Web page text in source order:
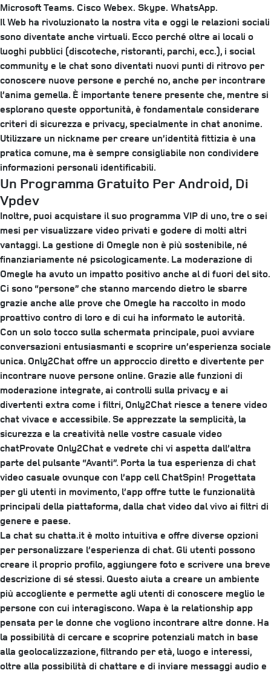
Microsoft Teams. Cisco Webex. Skype. WhatsApp.
Il Web ha rivoluzionato la nostra vita e oggi le relazioni sociali
sono diventate anche virtuali. Ecco perché oltre ai locali o
luoghi pubblici (discoteche, ristoranti, parchi, ecc.), i social
community e le chat sono diventati nuovi punti di ritrovo per
conoscere nuove persone e perché no, anche per incontrare
l’anima gemella. È importante tenere presente che, mentre si
esplorano queste opportunità, è fondamentale considerare
criteri di sicurezza e privacy, specialmente in chat anonime.
Utilizzare un nickname per creare un’identità fittizia è una
pratica comune, ma è sempre consigliabile non condividere
informazioni personali identificabili.
Un Programma Gratuito Per Android, Di
Vpdev
Inoltre, puoi acquistare il suo programma VIP di uno, tre o sei
mesi per visualizzare video privati e godere di molti altri
vantaggi. La gestione di Omegle non è più sostenibile, né
finanziariamente né psicologicamente. La moderazione di
Omegle ha avuto un impatto positivo anche al di fuori del sito.
Ci sono “persone” che stanno marcendo dietro le sbarre
grazie anche alle prove che Omegle ha raccolto in modo
proattivo contro di loro e di cui ha informato le autorità.
Con un solo tocco sulla schermata principale, puoi avviare
conversazioni entusiasmanti e scoprire un’esperienza sociale
unica. Only2Chat offre un approccio diretto e divertente per
incontrare nuove persone online. Grazie alle funzioni di
moderazione integrate, ai controlli sulla privacy e ai
divertenti extra come i filtri, Only2Chat riesce a tenere video
chat vivace e accessibile. Se apprezzate la semplicità, la
sicurezza e la creatività nelle vostre casuale video
chatProvate Only2Chat e vedrete chi vi aspetta dall’altra
parte del pulsante “Avanti”. Porta la tua esperienza di chat
video casuale ovunque con l’app cell ChatSpin! Progettata
per gli utenti in movimento, l’app offre tutte le funzionalità
principali della piattaforma, dalla chat video dal vivo ai filtri di
genere e paese.
La chat su chatta.it è molto intuitiva e offre diverse opzioni
per personalizzare l’esperienza di chat. Gli utenti possono
creare il proprio profilo, aggiungere foto e scrivere una breve
descrizione di sé stessi. Questo aiuta a creare un ambiente
più accogliente e permette agli utenti di conoscere meglio le
persone con cui interagiscono. Wapa è la relationship app
pensata per le donne che vogliono incontrare altre donne. Ha
la possibilità di cercare e scoprire potenziali match in base
alla geolocalizzazione, filtrando per età, luogo e interessi,
oltre alla possibilità di chattare e di inviare messaggi audio e